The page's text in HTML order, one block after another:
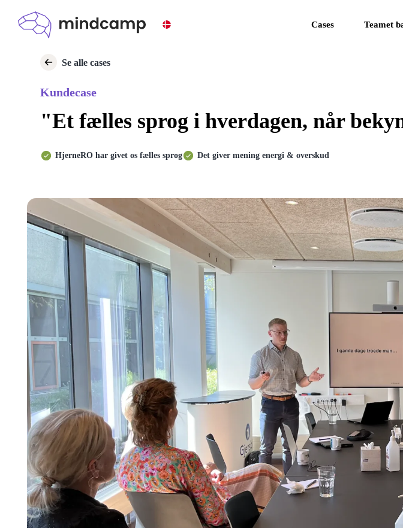
Cases Teamet
Se alle cases
Kundecase
"Et fælles sprog i hverdagen, når
HjerneRO har givet os fælles sprog Det giver mening energi & overskud